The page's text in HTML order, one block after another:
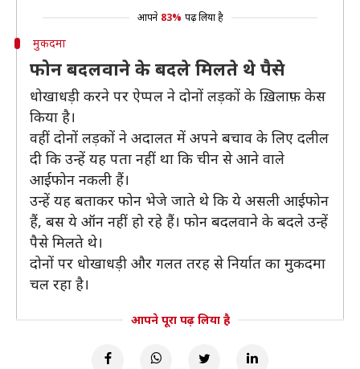
आपने 83% पढ़ लिया है
मुकदमा
फोन बदलवाने के बदले मिलते थे पैसे
धोखाधड़ी करने पर ऐप्पल ने दोनों लड़कों के ख़िलाफ़ केस
किया है।
वहीं दोनों लड़कों ने अदालत में अपने बचाव के लिए दलील
दी कि उन्हें यह पता नहीं था कि चीन से आने वाले
आईफोन नकली हैं।
उन्हें यह बताकर फोन भेजे जाते थे कि ये असली आईफोन
हैं, बस ये ऑन नहीं हो रहे हैं। फोन बदलवाने के बदले उन्हें
पैसे मिलते थे।
दोनों पर धोखाधड़ी और गलत तरह से निर्यात का मुकदमा
चल रहा है।
आपने पूरा पढ़ लिया है